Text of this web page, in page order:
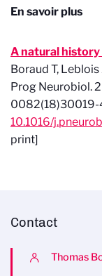
En savoir plus
A natural history
Boraud T, Leblois
Prog Neurobiol.
0082(18)30019-
10.1016/
print]
Contact
Thomas